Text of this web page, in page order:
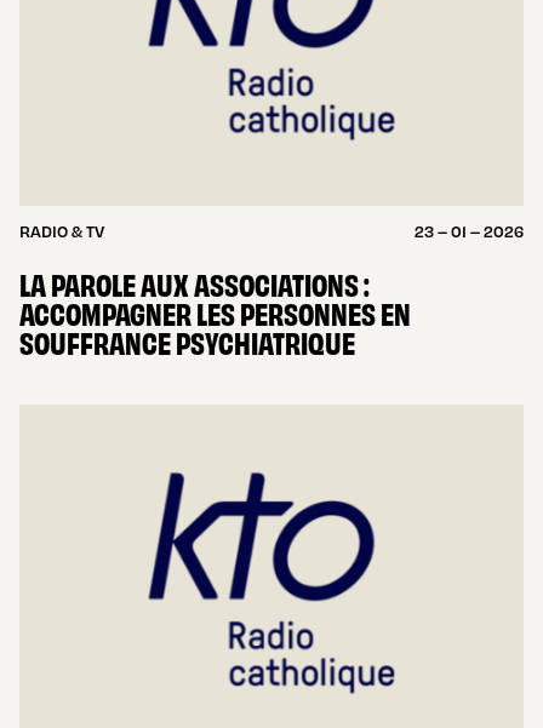
RADIO & TV 23 – 01 – 2026
LA PAROLE AUX ASSOCIATIONS :
ACCOMPAGNER LES PERSONNES EN
SOUFFRANCE PSYCHIATRIQUE